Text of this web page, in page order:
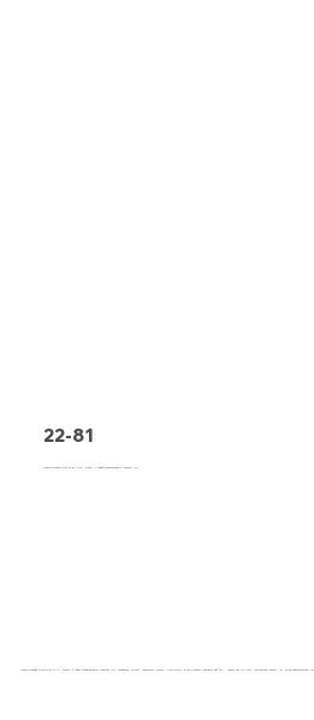
22-81
Transportband type 22-81 PVC, blauw, 2-laags breedtestabiel weefsel (R)
Transportband type 22-81 PVC, blauw, 2-laags breedtestabiel weefsel (R), bovenzijde: 0,7mm, onderzijde: 0,6mm + ruitprofiel, dikte 3,25mm, hardheid 65° ShA, kracht-rek 10N/mm, roldiameter 50mm, rol- en glijondersteuning,